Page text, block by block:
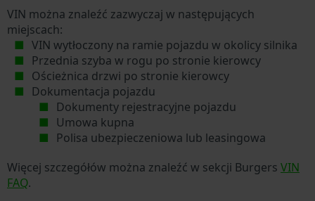
VIN można znaleźć zazwyczaj w następujących
miejscach:
VIN wytłoczony na ramie pojazdu w okolicy silnika
Przednia szyba w rogu po stronie kierowcy
Ościeżnica drzwi po stronie kierowcy
Dokumentacja pojazdu
Dokumenty rejestracyjne pojazdu
Umowa kupna
Polisa ubezpieczeniowa lub leasingowa
Więcej szczegółów można znaleźć w sekcji Burgers VIN
FAQ.